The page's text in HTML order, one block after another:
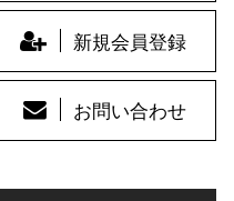
新規会員登録
お問い合わせ